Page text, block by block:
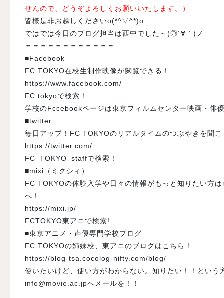
せんので、どうぞよろしくお願いいたします。）
皆様是非お越しくださいo(*^▽^*)o
ではでは今日のブログ担当は西中でした～(◎´∀｀)ノ
＝＝＝＝＝＝＝＝＝＝＝＝
■Facebook
FC TOKYO在校生制作映像が閲覧できる！
https://www.facebook.com/
FC tokyoで検索！
学校のFccebookページは東京フィルムセンター映画・俳
■twitter
毎日アップ！FC TOKYOのリアルタイムのつぶやきを聞こ
https://twitter.com/
FC_TOKYO_staffで検索！
■mixi（ミクシィ）
FC TOKYOの体験入学や日々の情報がもっと知りたい方
へ！
https://mixi.jp/
FCTOKYO東アニで検索!
■東京アニメ・声優専門学校ブログ
FC TOKYOの姉妹校、東アニのブログはこちら！
https://blog-tsa.cocolog-nifty.com/blog/
使いたいけど、使い方がわからない。知りたい！！という
info@movie.ac.jpへメールを！！